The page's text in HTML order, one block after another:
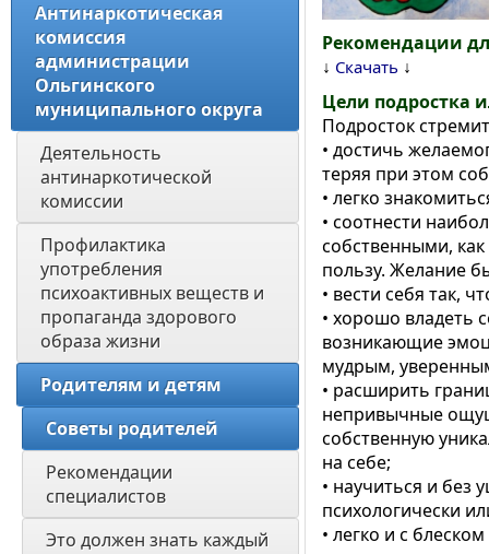
Антинаркотическая
комиссия
администрации
Ольгинского
муниципального округа
Деятельность
антинаркотической
комиссии
Профилактика
употребления
психоактивных веществ и
пропаганда здорового
образа жизни
Родителям и детям
Советы родителей
Рекомендации
специалистов
Это должен знать каждый
Рекомендации
↓ Скачать ↓
Цели подростка
Подросток
• достичь
теряя при этом
• легко
• соотнести
собственными,
пользу. Желание
• вести себя так,
• хорошо владеть
возникающие
мудрым,
• расширить
непривычные
собственную
на себе;
• научиться и без
психологически
• легко и с